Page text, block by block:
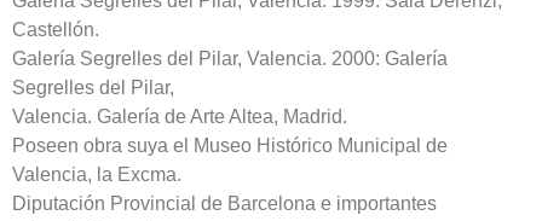
Castellón.
Galería Segrelles del Pilar, Valencia. 2000: Galería
Segrelles del Pilar,
Valencia. Galería de Arte Altea, Madrid.
Poseen obra suya el Museo Histórico Municipal de
Valencia, la Excma.
Diputación Provincial de Barcelona e importantes